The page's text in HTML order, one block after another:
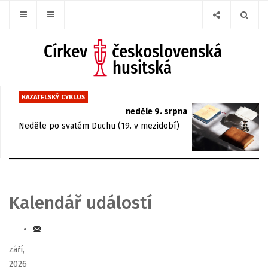
KAZATELSKÝ CYKLUS
neděle 9. srpna
Neděle po svatém Duchu (19. v mezidobí)
Kalendář událostí
září,
2026